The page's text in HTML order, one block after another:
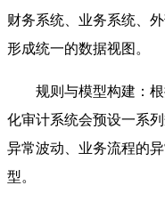
财务系统、业务系统、
形成统一的数据视图。
规则与模型构建：
化审计系统会预设一系
异常波动、业务流程的
型。